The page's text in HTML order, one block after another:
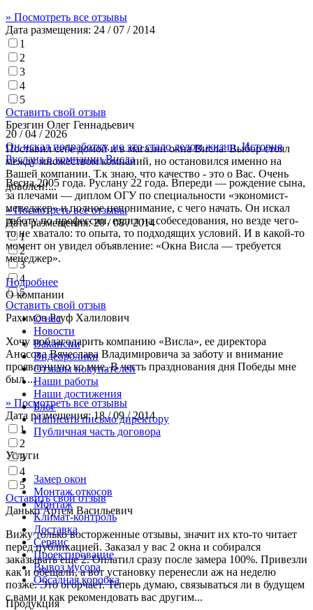
» Посмотреть все отзывы
Дата размещения: 24 / 07 / 2014
1
2
3
4
5
Оставить свой отзыв
Брезгин Олег Геннадьевич
Поставил себе домой и в магазин окна Висла. Выбор стоял
между множеством компаний, но остановился именно на
Вашей компании. Т.к знаю, что качество - это о Вас. Очень
доволен!...
» Посмотреть все отзывы
Дата размещения:20 / 08 / 2014
1
2
3
4
5
Оставить свой отзыв
Рахимов Рауф Халилович
Хочу поблагодарить компанию «Висла», ее директора
Аносова Вячеслава Владимировича за заботу и внимание
проявленную ко мне. В честь празднования дня Победы мне
был ...
» Посмотреть все отзывы
Дата размещения:18 / 09 / 2014
1
2
3
4
5
Оставить свой отзыв
Данько Артем Васильевич
Вижу только восторженные отзывы, значит их кто-то читает
перед публикацией. Заказал у вас 2 окна и собирался
заказывать еще 2. Оплатил сразу после замера 100%. Привезли
как и обещали, а вот установку перенесли аж на неделю
позже. Это огорчает. Теперь думаю, связываться ли в будущем
с вами и как рекомендовать вас другим...
20 / 04 / 2026
Он искал подработку, но это стало делом жизни. История
Руслана в компании Висла
Весна 2005 года. Руслану 22 года. Впереди — рождение сына,
за плечами — диплом ОГУ по специальности «экономист-
менеджер» и полное непонимание, с чего начать. Он искал
работу по профессии, ездил на собеседования, но везде чего-
то не хватало: то опыта, то подходящих условий. И в какой-то
момент он увидел объявление: «Окна Висла — требуется
менеджер».
Подробнее
О компании
О нас
Новости
Вакансии
Видеоролики
Отзывы покупателей
Наши работы
Наши достижения
Блог
Написать письмо директору
Публичная часть договора
Услуги
Замер окон
Монтаж откосов
Монтаж
Климат-контроль
Доставка
Сервиc
Проектирование
Вывоз мусора
Обсадная коробка
Продукция